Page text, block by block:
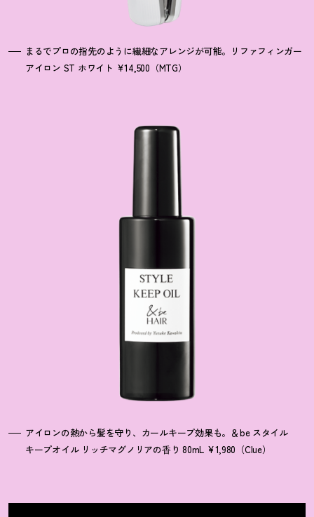
まるでプロの指先のように繊細なアレンジが可能。リファフィンガー
アイロン ST ホワイト ¥14,500（MTG）
アイロンの熱から髪を守り、カールキープ効果も。＆be スタイル
キープオイル リッチマグノリアの⾹り 80mL ¥1,980（Clue）